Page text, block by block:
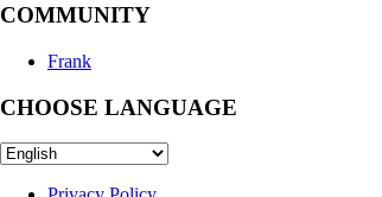
COMMUNITY
Frank
CHOOSE LANGUAGE